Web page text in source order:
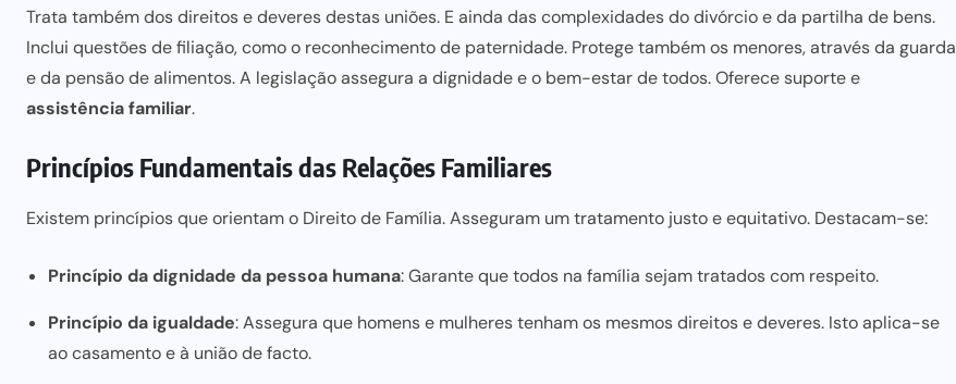
Trata também dos direitos e deveres destas uniões. E ainda das complexidades do divórcio e da partilha de bens.
Inclui questões de filiação, como o reconhecimento de paternidade. Protege também os menores, através da guarda
e da pensão de alimentos. A legislação assegura a dignidade e o bem-estar de todos. Oferece suporte e
assistência familiar.
Princípios Fundamentais das Relações Familiares
Existem princípios que orientam o Direito de Família. Asseguram um tratamento justo e equitativo. Destacam-se:
Princípio da dignidade da pessoa humana: Garante que todos na família sejam tratados com respeito.
Princípio da igualdade: Assegura que homens e mulheres tenham os mesmos direitos e deveres. Isto aplica-se
ao casamento e à união de facto.